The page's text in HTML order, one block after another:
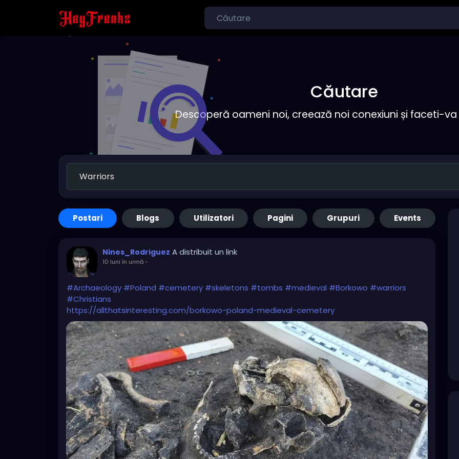
Căutare
Descoperă oameni noi, creează noi conexiuni și faceti-
Postari Blogs Utilizatori Pagini Grupuri Events
Nines_Rodriguez A distribuit un link
10 luni în urmă-
#Archaeology #Poland #cemetery #skeletons #tombs #medieval #Borkowo #warriors
#Christians
https://allthatsinteresting.com/borkowo-poland-medieval-cemetery